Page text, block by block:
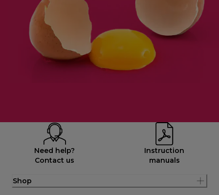
Need help?
Contact us
Instruction
manuals
Shop